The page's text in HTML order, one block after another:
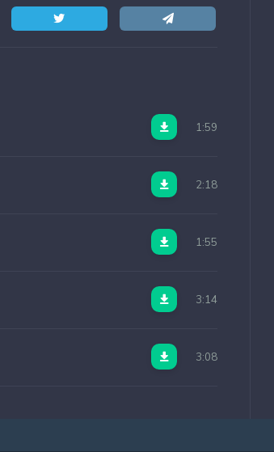
1:59
2:18
1:55
3:14
3:08